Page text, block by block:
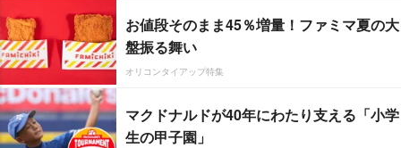
お値段そのまま45％増量！ファミマ夏の大
盤振る舞い
オリコンタイアップ特集
マクドナルドが40年にわたり支える「小学
生の甲子園」